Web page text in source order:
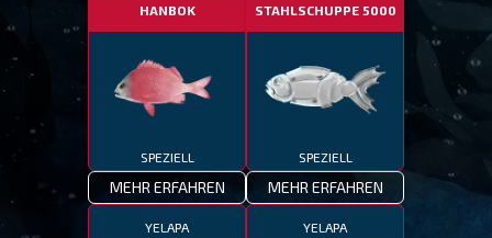
HANBOK
SPEZIELL
MEHR ERFAHREN
STAHLSCHUPPE 5000
SPEZIELL
MEHR ERFAHREN
YELAPA YELAPA